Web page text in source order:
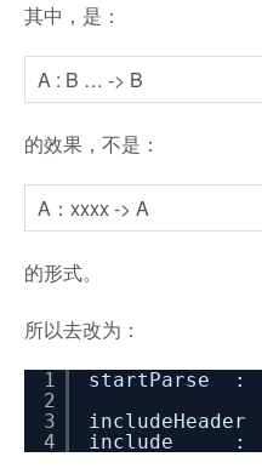
其中，是：
A : B … -> B
的效果，不是：
A：xxxx -> A
的形式。
所以去改为：
1
2
3
4
startParse :
include :